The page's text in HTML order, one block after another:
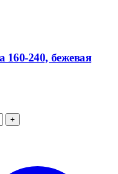
160-240, бежевая
+